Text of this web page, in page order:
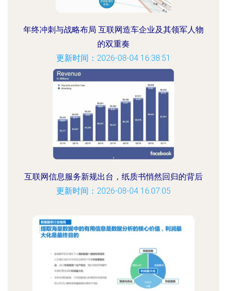
年终冲刺与战略布局 互联网造车企业及其领军人物
的双重奏
更新时间：2026-08-04 16:38:51
互联网信息服务新规出台，纸质书悄然回归的背后
更新时间：2026-08-04 16:07:05